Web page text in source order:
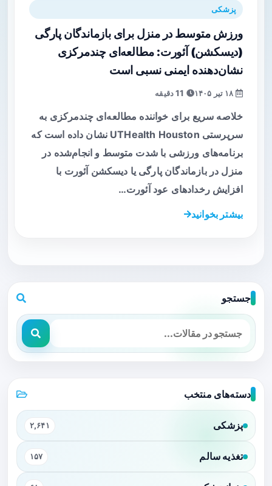
پزشکی
ورزش متوسط در منزل برای بازماندگان پارگی
(دیسکشن) آئورت: مطالعه‌ای چندمرکزی
نشان‌دهنده ایمنی نسبی است
خلاصه سریع برای خواننده مطالعه‌ای چندمرکزی به
سرپرستی UTHealth Houston نشان داده است که
برنامه‌های ورزشی با شدت متوسط و انجام‌شده در
منزل در بازماندگان پارگی یا دیسکشن آئورت با
افزایش رخدادهای عود آئورت…
بیشتر بخوانید
جستجو
دسته‌های منتخب
پزشکی ۲,۶۴۱
تغذیه سالم ۱۵۷